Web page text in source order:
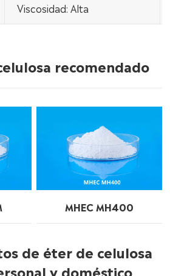
Viscosidad: Alta
recomendado
MHEC MH400
de éter de celulosa
y doméstico